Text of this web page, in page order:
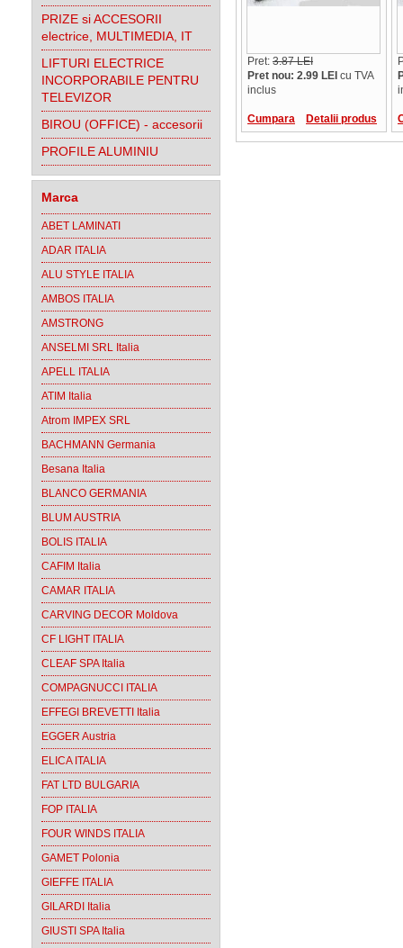
PRIZE si ACCESORII
electrice, MULTIMEDIA, IT
LIFTURI ELECTRICE
INCORPORABILE PENTRU
TELEVIZOR
BIROU (OFFICE) - accesorii
PROFILE ALUMINIU
Marca
ABET LAMINATI
ADAR ITALIA
ALU STYLE ITALIA
AMBOS ITALIA
AMSTRONG
ANSELMI SRL Italia
APELL ITALIA
ATIM Italia
Atrom IMPEX SRL
BACHMANN Germania
Besana Italia
BLANCO GERMANIA
BLUM AUSTRIA
BOLIS ITALIA
CAFIM Italia
CAMAR ITALIA
CARVING DECOR Moldova
CF LIGHT ITALIA
CLEAF SPA Italia
COMPAGNUCCI ITALIA
EFFEGI BREVETTI Italia
EGGER Austria
ELICA ITALIA
FAT LTD BULGARIA
FOP ITALIA
FOUR WINDS ITALIA
GAMET Polonia
GIEFFE ITALIA
GILARDI Italia
GIUSTI SPA Italia
Pret: 3.87 LEI
Pret nou: 2.99 LEI cu TVA
inclus
Cumpara Detalii produs